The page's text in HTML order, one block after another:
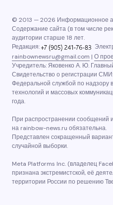
© 2013 — 2026 Информационное
Содержание сайта (в том числе
аудитории старше 18 лет.
Редакция:
rainbownewsru@gmail.com | О
Учредитель: Яковенко А. Ю.
Свидетельство о регистрации
Федеральной службой по
технологий и массовых
года.
При распространении сообщений
на rainbow-news.ru обязательна.
Представлен сокращенный
случайной выборки.
Meta Platforms Inc. (владелец
признана экстремистской, её
территории России по решению